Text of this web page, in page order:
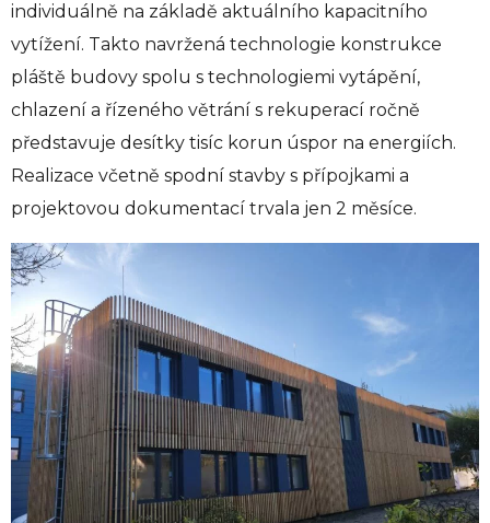
individuálně na základě aktuálního kapacitního
vytížení. Takto navržená technologie konstrukce
pláště budovy spolu s technologiemi vytápění,
chlazení a řízeného větrání s rekuperací ročně
představuje desítky tisíc korun úspor na energiích.
Realizace včetně spodní stavby s přípojkami a
projektovou dokumentací trvala jen 2 měsíce.